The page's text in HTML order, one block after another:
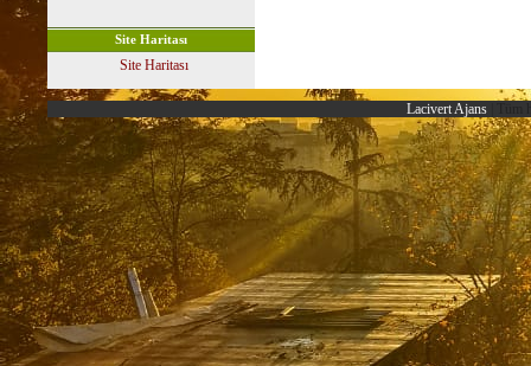
Site Haritası
Site Haritası
Lacivert Ajans